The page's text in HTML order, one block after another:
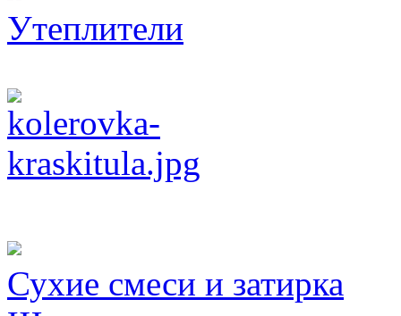
Утеплители
Сухие смеси и затирка